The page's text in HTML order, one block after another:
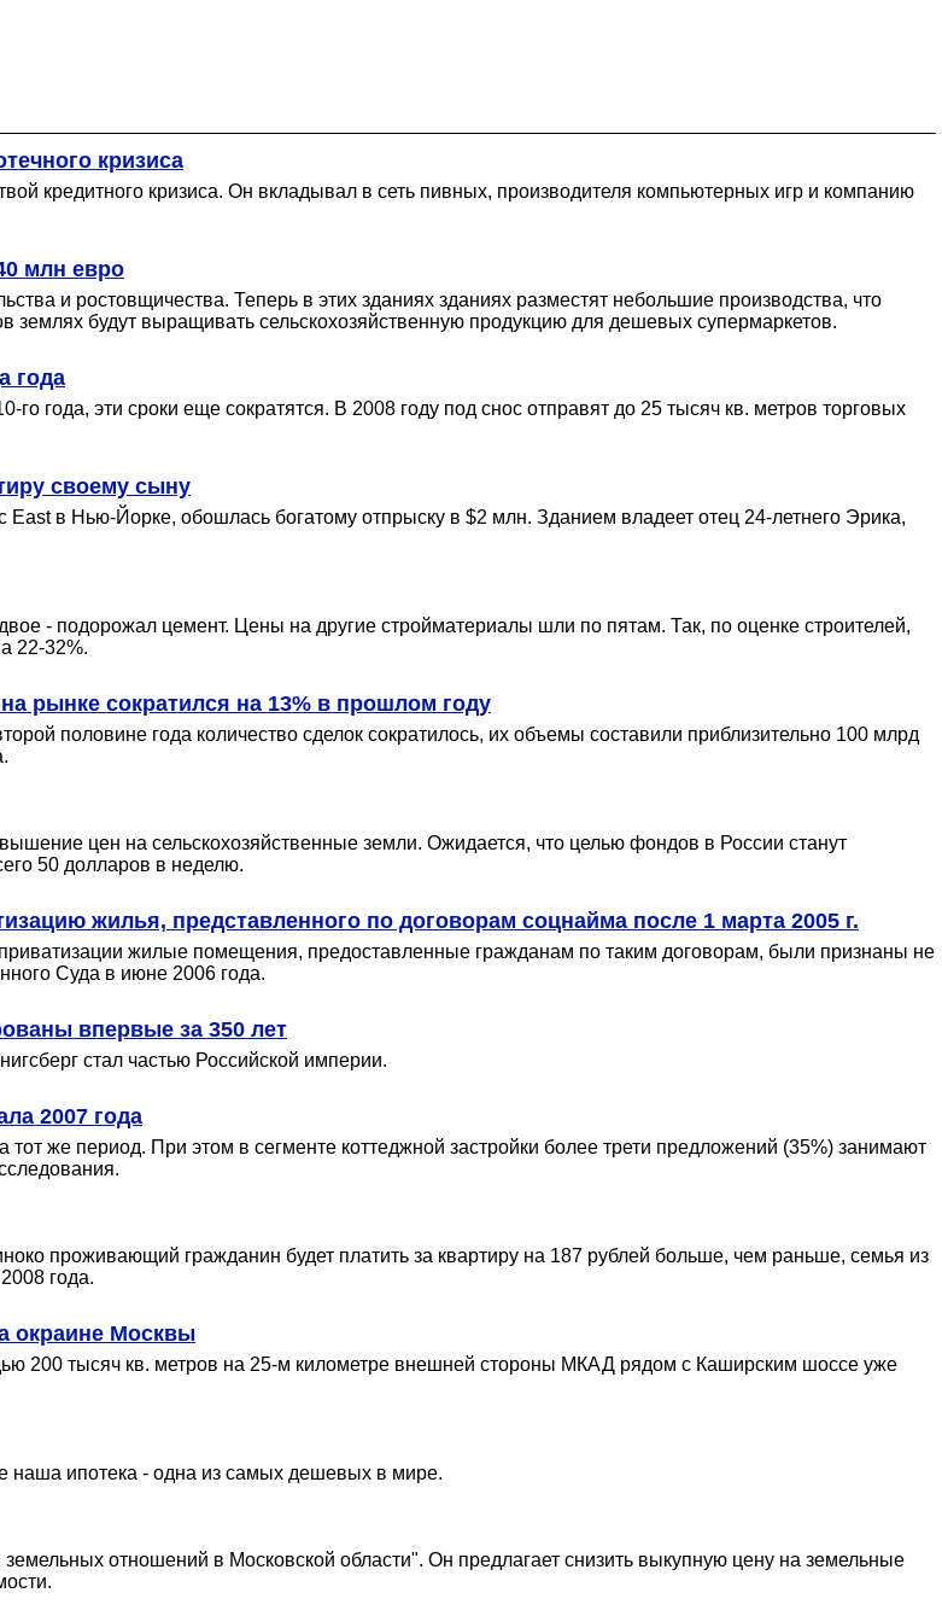
кризиса
кредитного кризиса. Он вкладывал в сеть пивных, производителя компьютерных игр и компанию
млн евро
и ростовщичества. Теперь в этих зданиях зданиях разместят небольшие производства, что
землях будут выращивать сельскохозяйственную продукцию для дешевых супермаркетов.
года
года, эти сроки еще сократятся. В 2008 году под снос отправят до 25 тысяч кв. метров торговых
своему сыну
в Нью-Йорке, обошлась богатому отпрыску в $2 млн. Зданием владеет отец 24-летнего Эрика,
- подорожал цемент. Цены на другие стройматериалы шли по пятам. Так, по оценке строителей,
22-32%.
рынке сократился на 13% в прошлом году
половине года количество сделок сократилось, их объемы составили приблизительно 100 млрд
цен на сельскохозяйственные земли. Ожидается, что целью фондов в России станут
50 долларов в неделю.
жилья, представленного по договорам соцнайма после 1 марта 2005 г.
жилые помещения, предоставленные гражданам по таким договорам, были признаны не
Суда в июне 2006 года.
впервые за 350 лет
стал частью Российской империи.
2007 года
же период. При этом в сегменте коттеджной застройки более трети предложений (35%) занимают
проживающий гражданин будет платить за квартиру на 187 рублей больше, чем раньше, семья из
года.
окраине Москвы
200 тысяч кв. метров на 25-м километре внешней стороны МКАД рядом с Каширским шоссе уже
наша ипотека - одна из самых дешевых в мире.
отношений в Московской области". Он предлагает снизить выкупную цену на земельные